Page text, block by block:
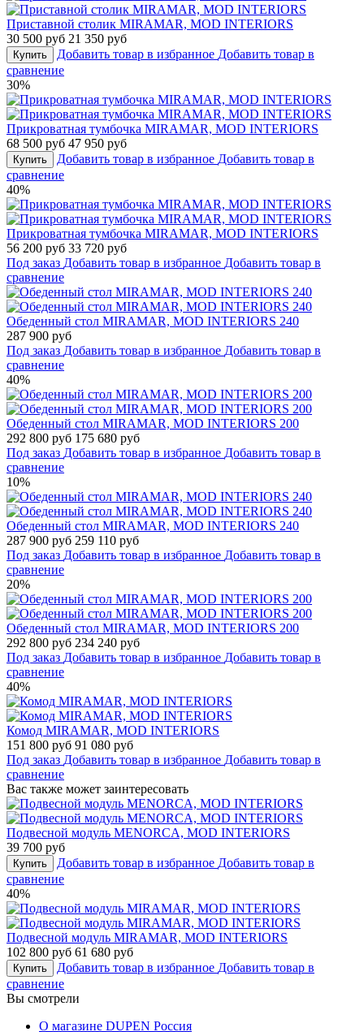
Приставной столик MIRAMAR, MOD INTERIORS
30 500 руб 21 350 руб
Купить Добавить товар в избранное Добавить товар в
сравнение
30%
Прикроватная тумбочка MIRAMAR, MOD INTERIORS
68 500 руб 47 950 руб
Купить Добавить товар в избранное Добавить товар в
сравнение
40%
Прикроватная тумбочка MIRAMAR, MOD INTERIORS
56 200 руб 33 720 руб
Под заказ Добавить товар в избранное Добавить товар в
сравнение
Обеденный стол MIRAMAR, MOD INTERIORS 240
287 900 руб
Под заказ Добавить товар в избранное Добавить товар в
сравнение
40%
Обеденный стол MIRAMAR, MOD INTERIORS 200
292 800 руб 175 680 руб
Под заказ Добавить товар в избранное Добавить товар в
сравнение
10%
Обеденный стол MIRAMAR, MOD INTERIORS 240
287 900 руб 259 110 руб
Под заказ Добавить товар в избранное Добавить товар в
сравнение
20%
Обеденный стол MIRAMAR, MOD INTERIORS 200
292 800 руб 234 240 руб
Под заказ Добавить товар в избранное Добавить товар в
сравнение
40%
Комод MIRAMAR, MOD INTERIORS
151 800 руб 91 080 руб
Под заказ Добавить товар в избранное Добавить товар в
сравнение
Вас также может заинтересовать
Подвесной модуль MENORCA, MOD INTERIORS
39 700 руб
Купить Добавить товар в избранное Добавить товар в
сравнение
40%
Подвесной модуль MIRAMAR, MOD INTERIORS
102 800 руб 61 680 руб
Купить Добавить товар в избранное Добавить товар в
сравнение
Вы смотрели
О магазине DUPEN Россия